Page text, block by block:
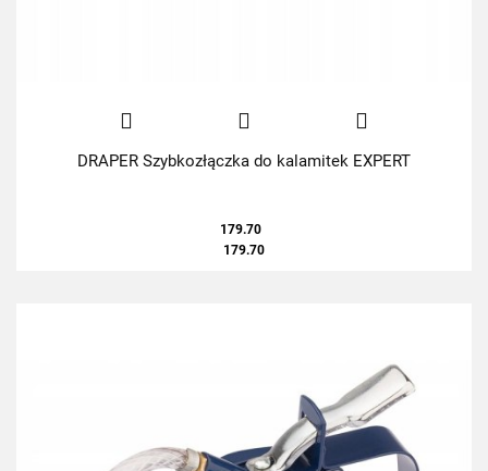
DRAPER Szybkozłączka do kalamitek EXPERT
179.70
179.70